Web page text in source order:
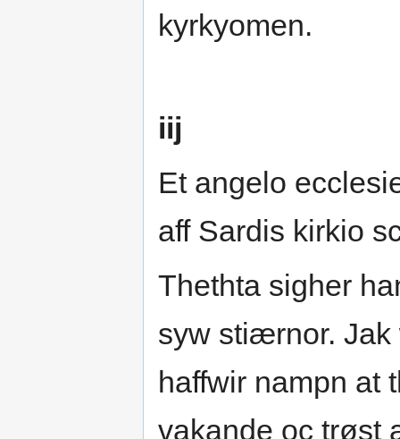
kyrkyomen.
iij
Et angelo
aff Sardis kirkio
Thethta sigher
syw stiærnor.
haffwir nampn at
vakande oc trøst